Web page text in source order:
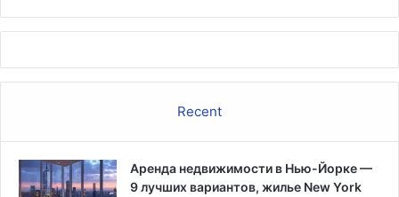
м
к
а
Recent
Аренда недвижимости в Нью-Йорке —
9 лучших вариантов, жилье New York